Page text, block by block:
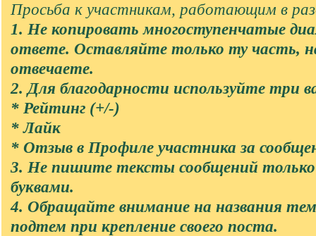
]
Просьба к участникам, работающим в
1. Не копировать многоступенчатые
ответе. Оставляйте только ту часть,
отвечаете.
2. Для благодарности используйте три
* Рейтинг (+/-)
* Лайк
* Отзыв в Профиле участника за
3. Не пишите тексты сообщений
буквами.
4. Обращайте внимание на названия
подтем при крепление своего поста.